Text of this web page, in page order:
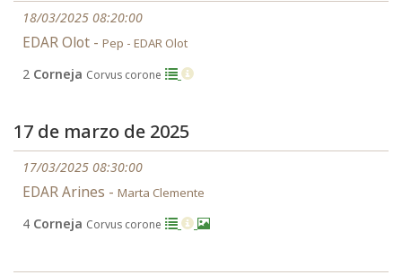
18/03/2025 08:20:00
EDAR Olot - Pep - EDAR Olot
2 Corneja Corvus corone
17 de marzo de 2025
17/03/2025 08:30:00
EDAR Arines - Marta Clemente
4 Corneja Corvus corone